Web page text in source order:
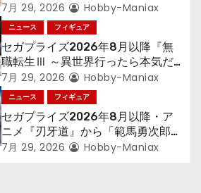
300年働くことになっっちゃった
「フリーレン」を立体化！
7月 29, 2026 Hobby-Maniax
ニュース フィギュア
セガプライズ2026年8月以降『無
職転生Ⅲ ～異世界行ったら本気だ
す～』から「ロキシー」のフィギュ
アが登場！
7月 29, 2026 Hobby-Maniax
ニュース フィギュア
セガプライズ2026年8月以降・ア
ニメ『刃牙道』から「範馬勇次郎」
が登場ッッ!!
7月 29, 2026 Hobby-Maniax